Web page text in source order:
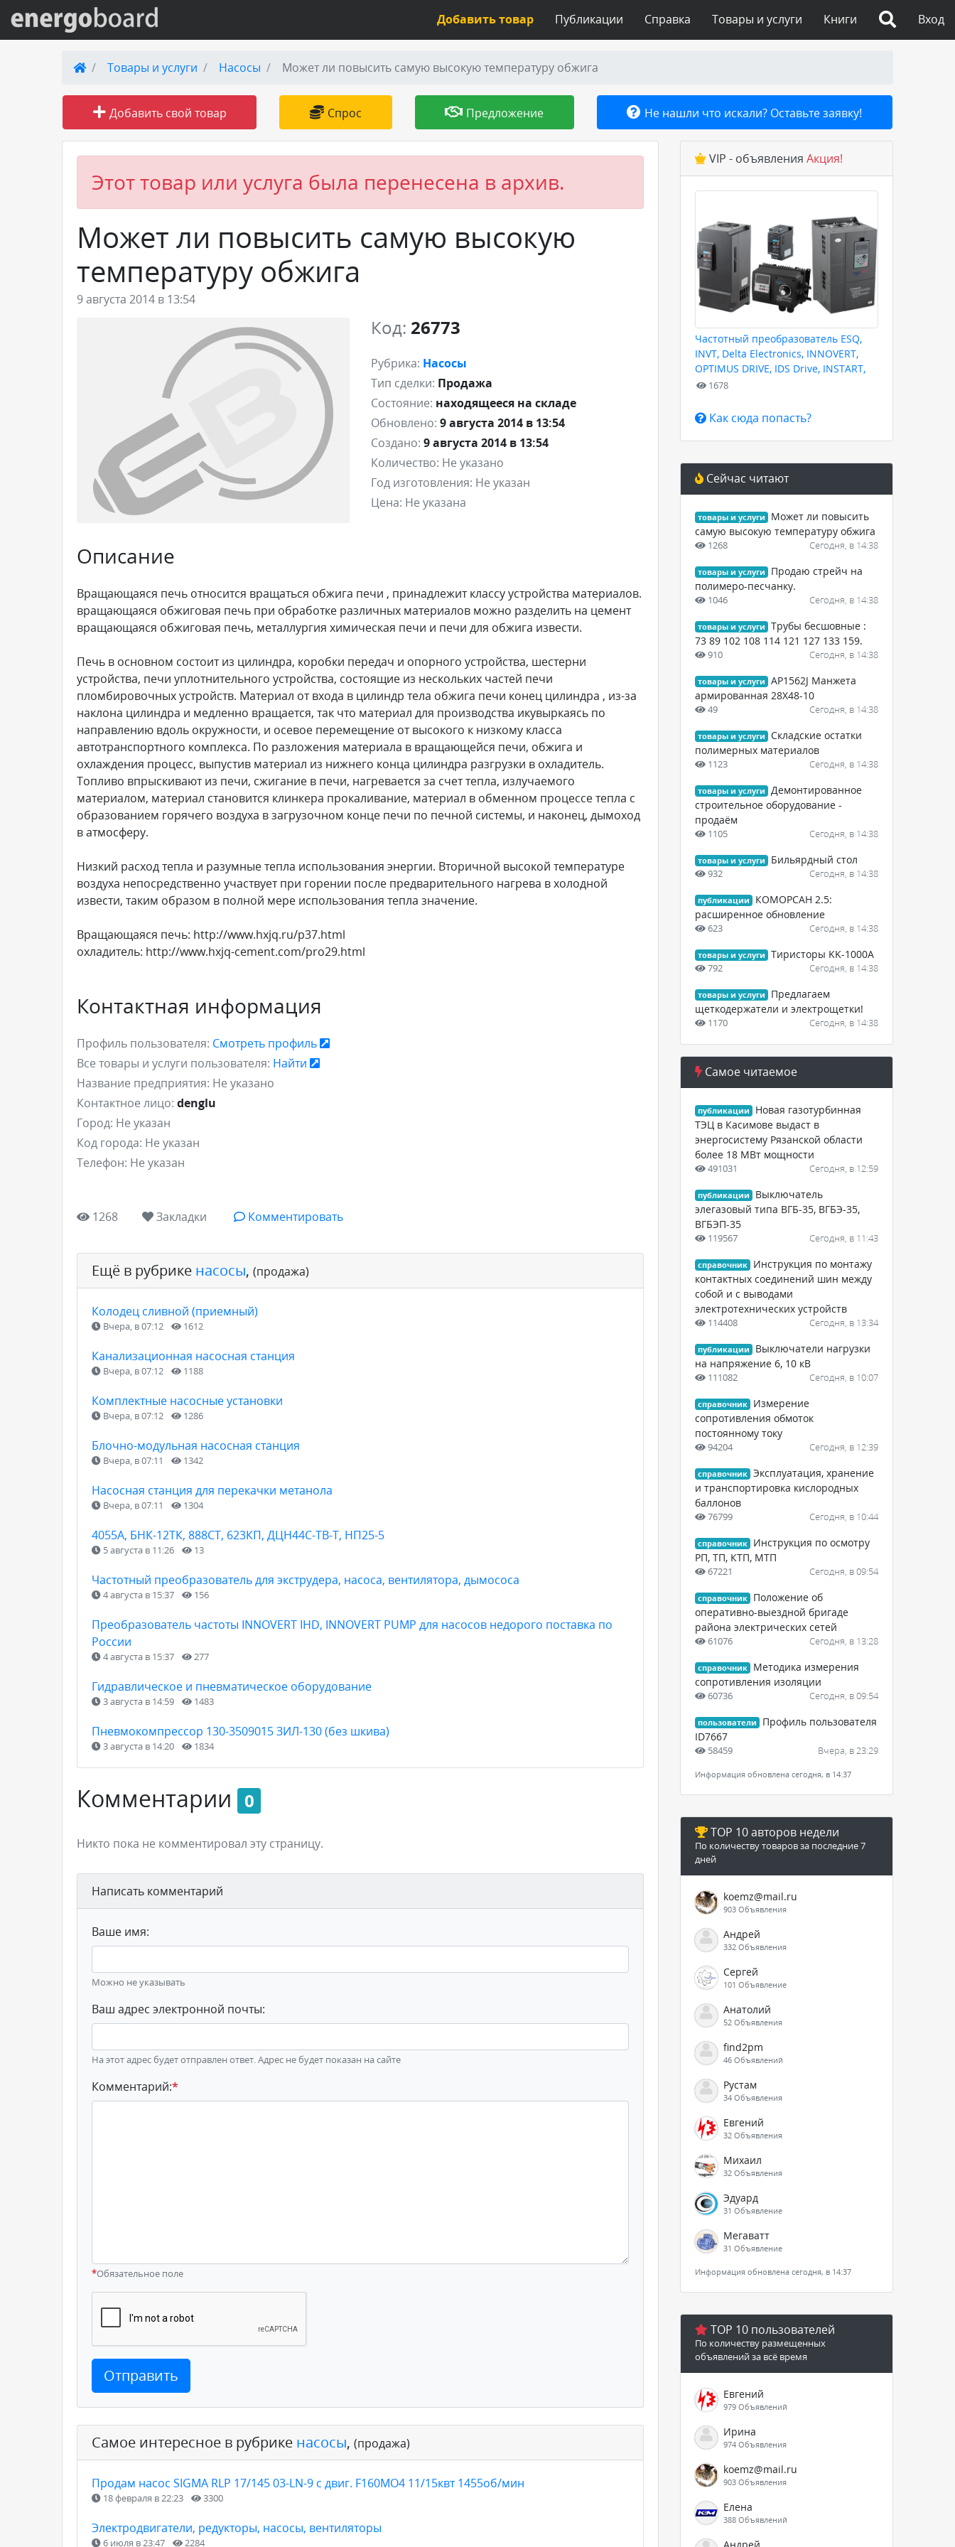
Вход на сайт
Поиск по сайту
Публикации
Добавить товар или услугу
Вход
Книги
Товары и услуги
Справка
Публикации
Добавить товар
Товары и услуги Насосы Может ли повысить самую высокую температуру обжига
Добавить свой товар Спрос Предложение Не нашли что искали? Оставьте заявку!
Этот товар или услуга была перенесена в архив.
Может ли повысить самую высокую
температуру обжига
9 августа 2014 в 13:54
Код: 26773
Рубрика: Насосы
Тип сделки: Продажа
Состояние: находящееся на складе
Обновлено: 9 августа 2014 в 13:54
Создано: 9 августа 2014 в 13:54
Количество: Не указано
Год изготовления: Не указан
Цена: Не указана
Описание
Вращающаяся печь относится вращаться обжига печи , принадлежит классу устройства материалов.
вращающаяся обжиговая печь при обработке различных материалов можно разделить на цемент
вращающаяся обжиговая печь, металлургия химическая печи и печи для обжига извести.
Печь в основном состоит из цилиндра, коробки передач и опорного устройства, шестерни
устройства, печи уплотнительного устройства, состоящие из нескольких частей печи
пломбировочных устройств. Материал от входа в цилиндр тела обжига печи конец цилиндра , из-за
наклона цилиндра и медленно вращается, так что материал для производства икувыркаясь по
направлению вдоль окружности, и осевое перемещение от высокого к низкому класса
автотранспортного комплекса. По разложения материала в вращающейся печи, обжига и
охлаждения процесс, выпустив материал из нижнего конца цилиндра разгрузки в охладитель.
Топливо впрыскивают из печи, сжигание в печи, нагревается за счет тепла, излучаемого
материалом, материал становится клинкера прокаливание, материал в обменном процессе тепла с
образованием горячего воздуха в загрузочном конце печи по печной системы, и наконец, дымоход
в атмосферу.
Низкий расход тепла и разумные тепла использования энергии. Вторичной высокой температуре
воздуха непосредственно участвует при горении после предварительного нагрева в холодной
извести, таким образом в полной мере использования тепла значение.
Вращающаяся печь: http://www.hxjq.ru/p37.html
охладитель: http://www.hxjq-cement.com/pro29.html
Контактная информация
Профиль пользователя: Смотреть профиль
Все товары и услуги пользователя: Найти
Название предприятия: Не указано
Контактное лицо: denglu
Город: Не указан
Код города: Не указан
Телефон: Не указан
1268 Закладки Комментировать
Ещё в рубрике насосы, (продажа)
Колодец сливной (приемный)
Вчера, в 07:12 1612
Канализационная насосная станция
Вчера, в 07:12 1188
Комплектные насосные установки
Вчера, в 07:12 1286
Блочно-модульная насосная станция
Вчера, в 07:11 1342
Насосная станция для перекачки метанола
Вчера, в 07:11 1304
4055А, БНК-12ТК, 888СТ, 623КП, ДЦН44С-ТВ-Т, НП25-5
5 августа в 11:26 13
Частотный преобразователь для экструдера, насоса, вентилятора, дымососа
4 августа в 15:37 156
Преобразователь частоты INNOVERT IHD, INNOVERT PUMP для насосов недорого поставка по
России
4 августа в 15:37 277
Гидравлическое и пневматическое оборудование
3 августа в 14:59 1483
Пневмокомпрессор 130-3509015 ЗИЛ-130 (без шкива)
3 августа в 14:20 1834
Комментарии 0
Никто пока не комментировал эту страницу.
Написать комментарий
Ваше имя:
Можно не указывать
Ваш адрес электронной почты:
На этот адрес будет отправлен ответ. Адрес не будет показан на сайте
Комментарий:*
*Обязательное поле
Отправить
Самое интересное в рубрике насосы, (продажа)
Продам насос SIGMA RLP 17/145 03-LN-9 с двиг. F160MO4 11/15квт 1455об/мин
18 февраля в 22:23 3300
Электродвигатели, редукторы, насосы, вентиляторы
6 июля в 23:47 2284
VIP - объявления Акция!
Частотный преобразователь ESQ,
INVT, Delta Electronics, INNOVERT,
OPTIMUS DRIVE, IDS Drive, INSTART,
HYUNDAI для любых задач
1678
Как сюда попасть?
Сейчас читают
товары и услуги
Может ли повысить
самую высокую температуру обжига
1268 Сегодня, в 14:38
товары и услуги
Продаю стрейч на
полимеро-песчанку.
1046 Сегодня, в 14:38
товары и услуги
Трубы бесшовные :
73 89 102 108 114 121 127 133 159.
910 Сегодня, в 14:38
товары и услуги
AP1562J Манжета
армированная 28X48-10
49 Сегодня, в 14:38
товары и услуги
Складские остатки
полимерных материалов
1123 Сегодня, в 14:38
товары и услуги
Демонтированное
строительное оборудование -
продаём
1105 Сегодня, в 14:38
товары и услуги Бильярдный стол
932 Сегодня, в 14:38
публикации
КОМОРСАН 2.5:
расширенное обновление
623 Сегодня, в 14:38
товары и услуги Тиристоры KK-1000A
792 Сегодня, в 14:38
товары и услуги
Предлагаем
щеткодержатели и электрощетки!
1170 Сегодня, в 14:38
Самое читаемое
публикации
Новая газотурбинная
ТЭЦ в Касимове выдаст в
энергосистему Рязанской области
более 18 МВт мощности
491031 Сегодня, в 12:59
публикации
Выключатель
элегазовый типа ВГБ-35, ВГБЭ-35,
ВГБЭП-35
119567 Сегодня, в 11:43
справочник
Инструкция по монтажу
контактных соединений шин между
собой и с выводами
электротехнических устройств
114408 Сегодня, в 13:34
публикации
Выключатели нагрузки
на напряжение 6, 10 кВ
111082 Сегодня, в 10:07
справочник
Измерение
сопротивления обмоток
постоянному току
94204 Сегодня, в 12:39
справочник Эксплуатация, хранение
и транспортировка кислородных
баллонов
76799 Сегодня, в 10:44
справочник
Инструкция по осмотру
РП, ТП, КТП, МТП
67221 Сегодня, в 09:54
справочник
Положение об
оперативно-выездной бригаде
района электрических сетей
61076 Сегодня, в 13:28
справочник
Методика измерения
сопротивления изоляции
60736 Сегодня, в 09:54
пользователи
Профиль пользователя
ID7667
58459 Вчера, в 23:29
Информация обновлена сегодня, в 14:37
TOP 10 авторов недели
По количеству товаров за последние 7
дней
koemz@mail.ru
903 Объявления
Андрей
332 Объявления
Сергей
101 Объявление
Анатолий
52 Объявления
find2pm
46 Объявлений
Рустам
34 Объявления
Евгений
32 Объявления
Михаил
32 Объявления
Эдуард
31 Объявление
Мегаватт
31 Объявление
Информация обновлена сегодня, в 14:37
TOP 10 пользователей
По количеству размещенных
объявлений за всё время
Евгений
979 Объявлений
Ирина
974 Объявления
koemz@mail.ru
903 Объявления
Елена
388 Объявлений